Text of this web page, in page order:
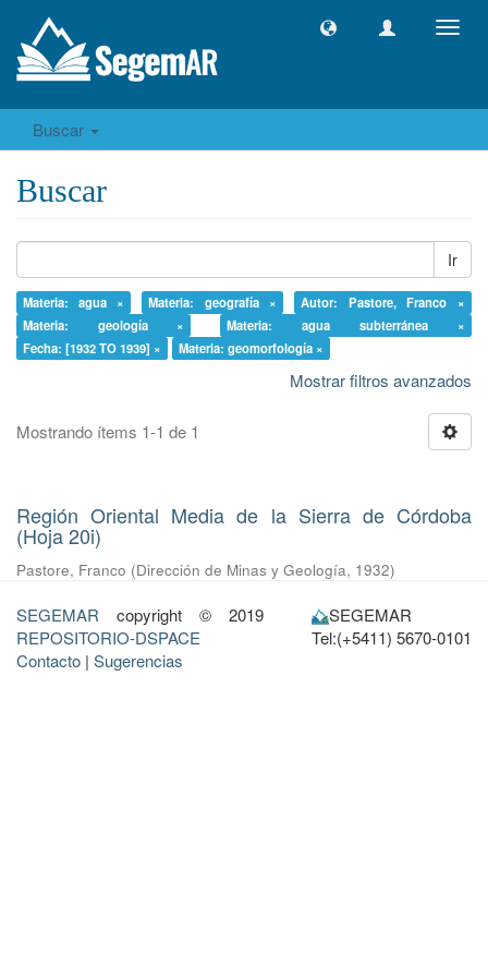
Buscar
Buscar
Ir
Materia: agua × Materia: geografía ×
Autor: Pastore, Franco ×
Materia: geología ×
Materia: agua subterránea ×
Fecha: [1932 TO 1939] ×
Materia: geomorfología ×
Mostrar filtros avanzados
Mostrando ítems 1-1 de 1
Región Oriental Media de la Sierra de Córdoba
(Hoja 20i)
Pastore, Franco (Dirección de Minas y Geología, 1932)
SEGEMAR copyright © 2019
REPOSITORIO-DSPACE
Contacto | Sugerencias
SEGEMAR
Tel:(+5411) 5670-0101